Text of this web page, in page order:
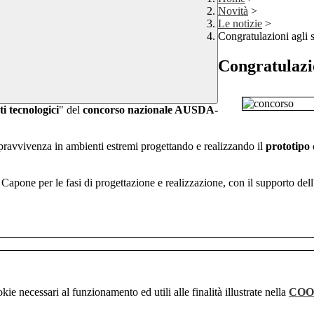
Novità >
Le notizie >
Congratulazioni agli
tecnologici" del concorso nazionale AUSDA-
in ambienti estremi progettando e realizzando il prototipo
per le fasi di progettazione e realizzazione, con il supporto
necessari al funzionamento ed utili alle finalità illustrate nella